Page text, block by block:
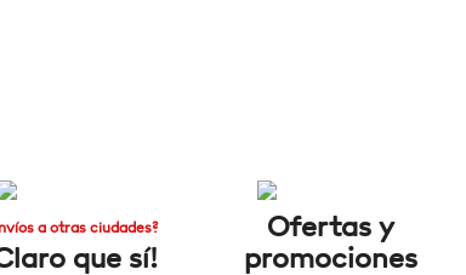
a otras ciudades?
que sí!
Ofertas y
promociones